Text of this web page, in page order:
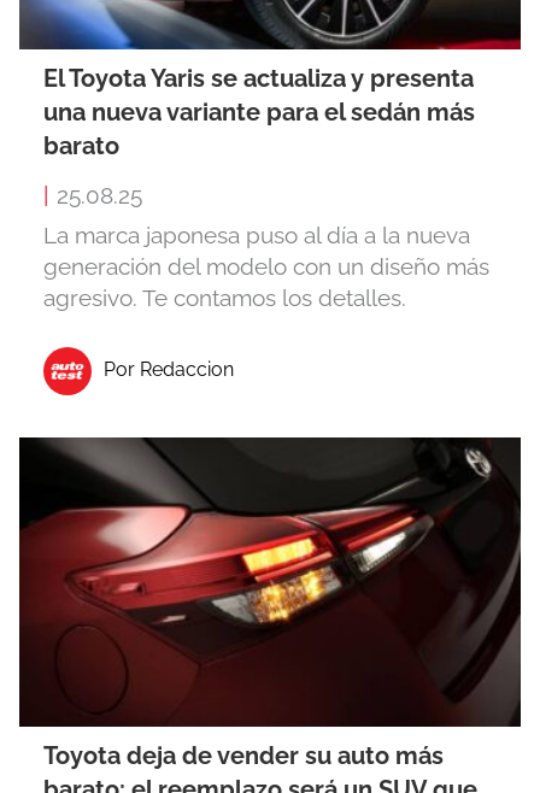
El Toyota Yaris se actualiza y presenta
una nueva variante para el sedán más
barato
25.08.25
La marca japonesa puso al día a la nueva
generación del modelo con un diseño más
agresivo. Te contamos los detalles.
Por Redaccion
Toyota deja de vender su auto más